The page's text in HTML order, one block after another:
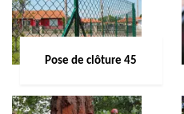
Pose de clôture 45